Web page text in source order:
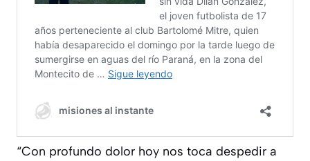
“Con profundo dolor hoy nos toca despedir a